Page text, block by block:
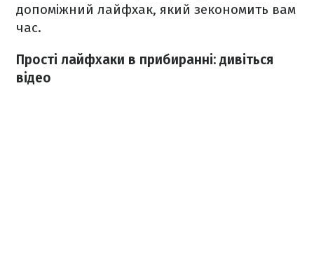
допоміжний лайфхак, який зекономить вам
час.
Прості лайфхаки в прибиранні: дивіться
відео